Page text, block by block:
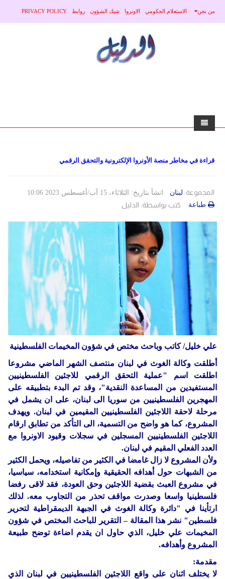
من نحن الاستعلام الحكومي الاونروا شيك الشؤون روابط PRIVACY POLICY
قراءة في مخاطر منصة الأونروا الإلكترونية والتحقق الرقمي
المجموعة: لبنان انشأ بتاريخ: الثلاثاء، 15 آب/أغسطس 2023 10:06
كتب بواسطة: الدليل طباعة
علي خليل/ كاتب وباحث مختص في شؤون المخيمات الفلسطينية
أطلقت وكالة الغوث في لبنان منتصف الشهر الماضي مشروعا
اطلقت اسم "عملية التحقق الرقمي للاجئين الفلسطينيين
المستفيدين من المساعدة النقدية"، وقد تم البدء بتطبيقه على
المهجرين الفلسطينيين من سوريا الى لبنان، على ان يشمل في
مرحلة لاحقة اللاجئين الفلسطينيين المقيمين في لبنان. ويهدف
المشروع، كما هو واضح من التسمية، الى التأكد من تطابق ارقام
اللاجئين الفلسطينيين المسجلين في سجلات وقيود الاونروا مع
العدد الفعلي المقيم في لبنان.
ولأن المشروع لا زال غامضا في الكثير من تفاصيله، ويحمل الكثير
من الشبهات حول أهدافه الحقيقية وإمكانية استخدامه، سياسيا،
في مشروع العبث بقضية اللاجئين وحق العودة، فقد لاقى رفضا
فلسطينيا واسعا وصدرت مواقف تحذر من التجاوب معه. لذلك
ارتأينا في "دائرة وكالة الغوث في الجبهة الديمقراطية لتحرير
فلسطين" نشر هذا المقالة – التقرير للباحث المختص في شؤون
المخيمات علي خليل، الذي حاول ان يقدم اضاءة توضح طبيعة
المشروع وأهدافه.
مقدمة:
لا يختلف اثنان على واقع اللاجئين الفلسطينيين في لبنان الذي
محلي
عربي
منوعات
صحة
مساعدات
التنمية الاجتماعية
المنحة القطرية
الاونروا
اللاجئين
فلسطين
لبنان
سوريا
روابط